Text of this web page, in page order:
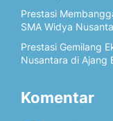
Prestasi
SMA Widya
Prestasi Gemilang
Nusantara di Ajang
Komentar